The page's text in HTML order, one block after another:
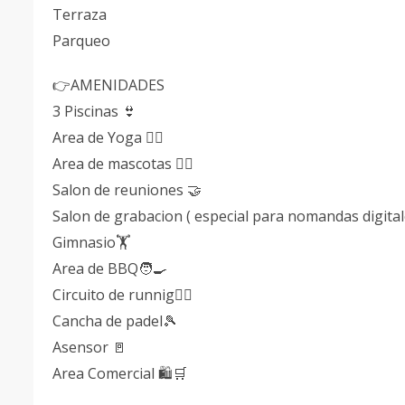
Terraza
Parqueo
👉AMENIDADES
3 Piscinas 👙
Area de Yoga 🧘‍♂️
Area de mascotas 🐕‍🦺
Salon de reuniones 🤝
Salon de grabacion ( especial para nomandas
Gimnasio🏋️
Area de BBQ🧑‍🍳
Circuito de runnig🏃‍♂️
Cancha de padel🎾
Asensor 🚪
Area Comercial 🛍️🛒